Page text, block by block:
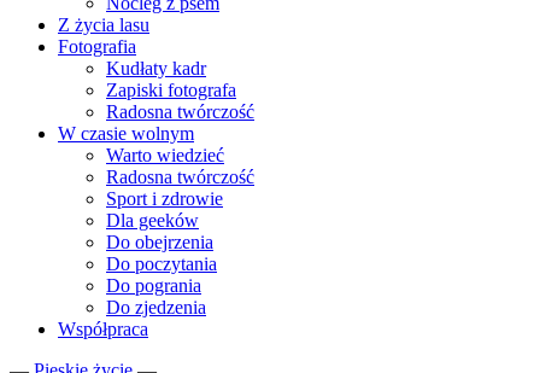
Z życia lasu
Fotografia
Kudłaty kadr
Zapiski fotografa
Radosna twórczość
W czasie wolnym
Warto wiedzieć
Radosna twórczość
Sport i zdrowie
Dla geeków
Do obejrzenia
Do poczytania
Do pogrania
Do zjedzenia
Współpraca